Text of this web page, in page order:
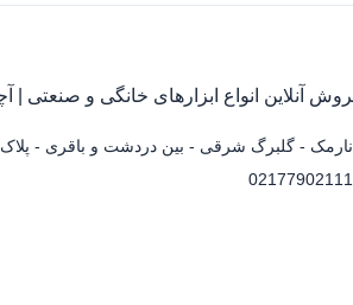
نارمک - گلبرگ شرقی - بین دردشت و باقری - پلاک 346
02177902111